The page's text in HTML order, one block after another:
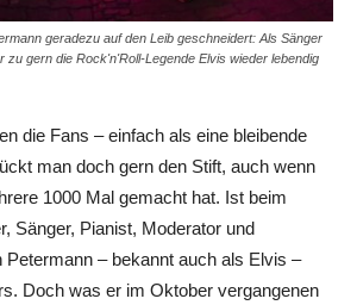
geradezu auf den Leib geschneidert: Als Sänger
zu gern die Rock'n'Roll-Legende Elvis wieder lebendig
die Fans – einfach als eine bleibende
man doch gern den Stift, auch wenn
1000 Mal gemacht hat. Ist beim
Sänger, Pianist, Moderator und
Petermann – bekannt auch als Elvis –
Doch was er im Oktober vergangenen